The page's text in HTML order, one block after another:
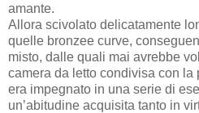
amante.
Allora scivolato delicatamente
quelle bronzee curve,
misto, dalle quali mai avrebbe
camera da letto condivisa con la
era impegnato in una serie di
un’abitudine acquisita tanto in